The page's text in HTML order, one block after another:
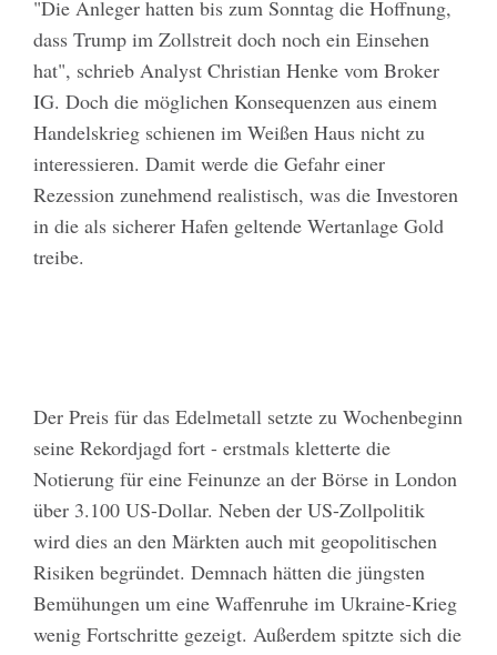
"Die Anleger hatten bis zum Sonntag die Hoffnung,
dass Trump im Zollstreit doch noch ein Einsehen
hat", schrieb Analyst Christian Henke vom Broker
IG. Doch die möglichen Konsequenzen aus einem
Handelskrieg schienen im Weißen Haus nicht zu
interessieren. Damit werde die Gefahr einer
Rezession zunehmend realistisch, was die Investoren
in die als sicherer Hafen geltende Wertanlage Gold
treibe.
Der Preis für das Edelmetall setzte zu Wochenbeginn
seine Rekordjagd fort - erstmals kletterte die
Notierung für eine Feinunze an der Börse in London
über 3.100 US-Dollar. Neben der US-Zollpolitik
wird dies an den Märkten auch mit geopolitischen
Risiken begründet. Demnach hätten die jüngsten
Bemühungen um eine Waffenruhe im Ukraine-Krieg
wenig Fortschritte gezeigt. Außerdem spitzte sich die